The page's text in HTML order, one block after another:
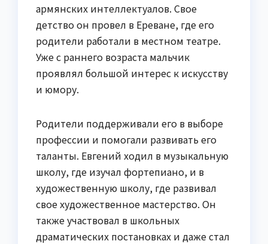
армянских интеллектуалов. Свое
детство он провел в Ереване, где его
родители работали в местном театре.
Уже с раннего возраста мальчик
проявлял большой интерес к искусству
и юмору.
Родители поддерживали его в выборе
профессии и помогали развивать его
таланты. Евгений ходил в музыкальную
школу, где изучал фортепиано, и в
художественную школу, где развивал
свое художественное мастерство. Он
также участвовал в школьных
драматических постановках и даже стал